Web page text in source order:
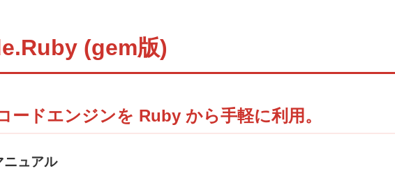
(gem版)
ードエンジンを Ruby から手軽に利用。
ニュアル